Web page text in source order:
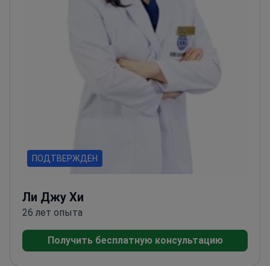
ПОДТВЕРЖДЕН
Ли Джу Хи
26 лет опыта
Получить бесплатную консультацию